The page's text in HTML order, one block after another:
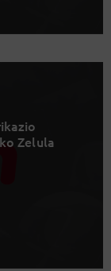
Zelula